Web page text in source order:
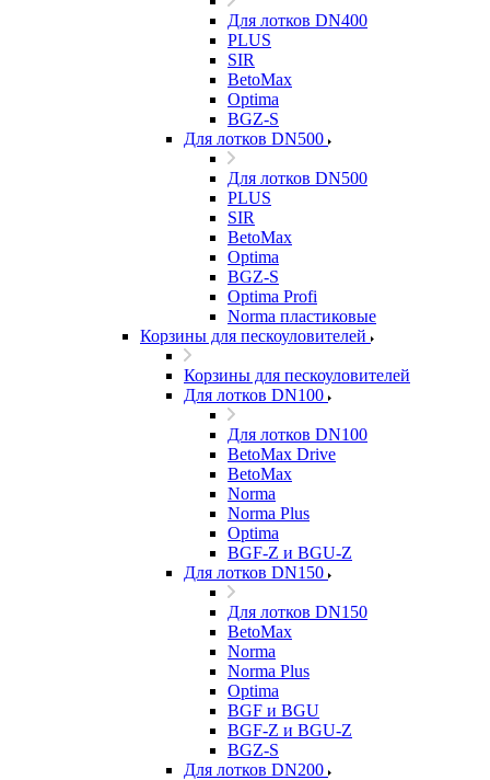
Для лотков DN400
PLUS
SIR
BetoMax
Optima
BGZ-S
Для лотков DN500
Для лотков DN500
PLUS
SIR
BetoMax
Optima
BGZ-S
Optima Profi
Norma пластиковые
Корзины для пескоуловителей
Корзины для пескоуловителей
Для лотков DN100
Для лотков DN100
BetoMax Drive
BetoMax
Norma
Norma Plus
Optima
BGF-Z и BGU-Z
Для лотков DN150
Для лотков DN150
BetoMax
Norma
Norma Plus
Optima
BGF и BGU
BGF-Z и BGU-Z
BGZ-S
Для лотков DN200